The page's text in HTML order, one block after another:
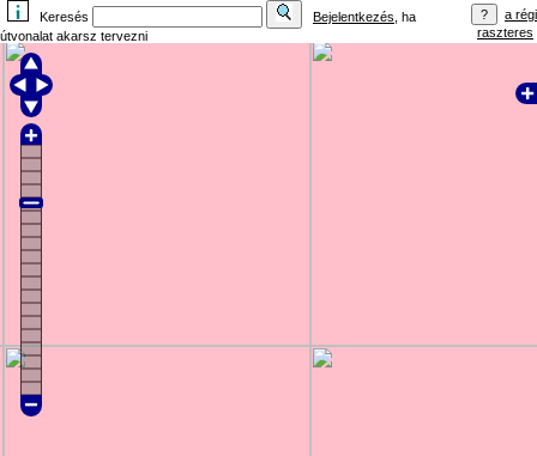
Keresés Bejelentkezés , ha
útvonalat akarsz tervezni
a régi
raszteres